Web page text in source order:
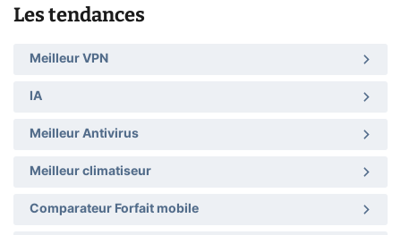
Les tendances
Meilleur VPN
IA
Meilleur Antivirus
Meilleur climatiseur
Comparateur Forfait mobile